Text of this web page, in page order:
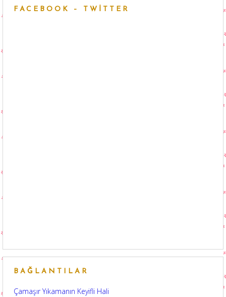
FACEBOOK – TWITTER
BAĞLANTILAR
Çamaşır Yıkamanın Keyifli Hali